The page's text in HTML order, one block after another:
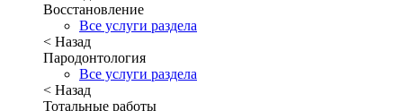
Восстановление
Все услуги раздела
< Назад
Пародонтология
Все услуги раздела
< Назад
Тотальные работы